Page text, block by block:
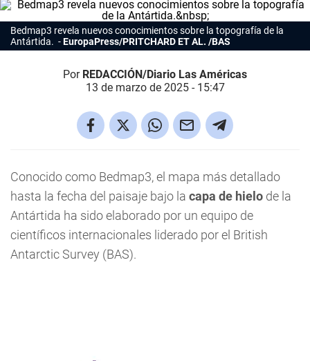
Bedmap3 revela nuevos conocimientos sobre la topografía de la
Antártida.
EuropaPress/PRITCHARD ET AL. /BAS
Por REDACCIÓN/Diario Las Américas
13 de marzo de 2025 - 15:47
Conocido como Bedmap3, el mapa más detallado
hasta la fecha del paisaje bajo la capa de hielo de la
Antártida ha sido elaborado por un equipo de
científicos internacionales liderado por el British
Antarctic Survey (BAS).